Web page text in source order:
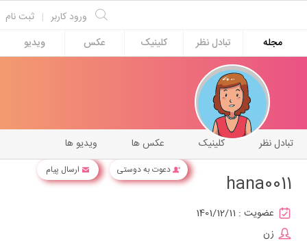
ثبت نام | ورود کاربر
مجله
تبادل نظر کلینیک عکس ویدیو
دعوت به دوستی ارسال پیام
ویدیو ها عکس ها کلینیک تبادل نظر
hana0011
عضویت : 1401/12/11
زن